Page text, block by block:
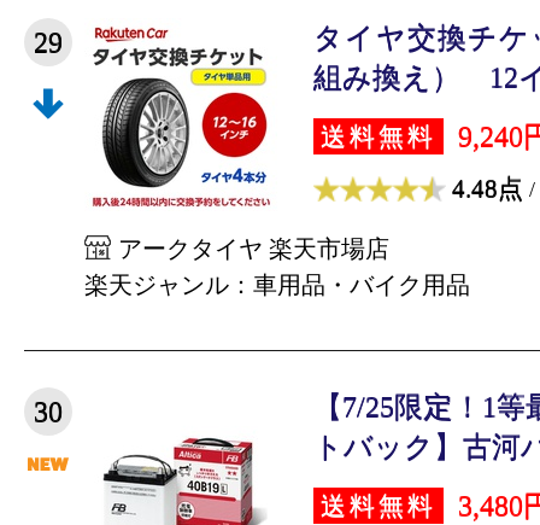
29
タイヤ交換チ
組み換え） 12
送料無料 9,240
4.48点 /
アークタイヤ 楽天市場店
楽天ジャンル：車用品・バイク用品
30
【7/25限定！1
トバック】古河
送料無料 3,480